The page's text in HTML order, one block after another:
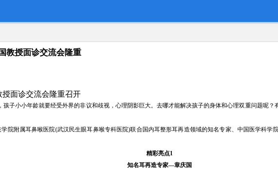
教授面诊交流会隆重
授面诊交流会隆重召开
子小小年龄就要经受外界的非议和歧视，心理阴影巨大。去哪才能解决孩子的身体和心理双重问题呢
学院附属耳鼻喉医院(武汉民生眼耳鼻喉专科医院)联合国内耳整形耳再造领域的知名专家、中国医学科学
精彩亮点1
知名耳再造专家—章庆国